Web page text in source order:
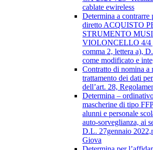
cablate ewireless
Determina a contrarre
diretto ACQUISTO
STRUMENTO
VIOLONCELLO 4/4
comma 2, lettera a),
come modificato e
Contratto di nomina a
trattamento dei dati
dell’art. 28,
Determina –
mascherine di tipo
alunni e personale
auto-sorveglianza, ai
D.L. 27gennaio
Giova